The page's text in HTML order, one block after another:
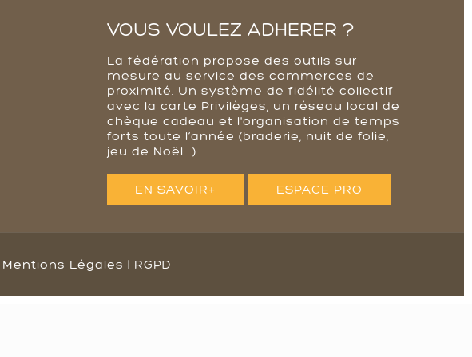
VOUS VOULEZ ADHERER ?
La fédération propose des outils sur
mesure au service des commerces de
proximité. Un système de fidélité collectif
avec la carte Privilèges, un réseau local de
chèque cadeau et l'organisation de temps
forts toute l’année (braderie, nuit de folie,
jeu de Noël ..).
EN SAVOIR+ ESPACE PRO
Mentions Légales | RGPD